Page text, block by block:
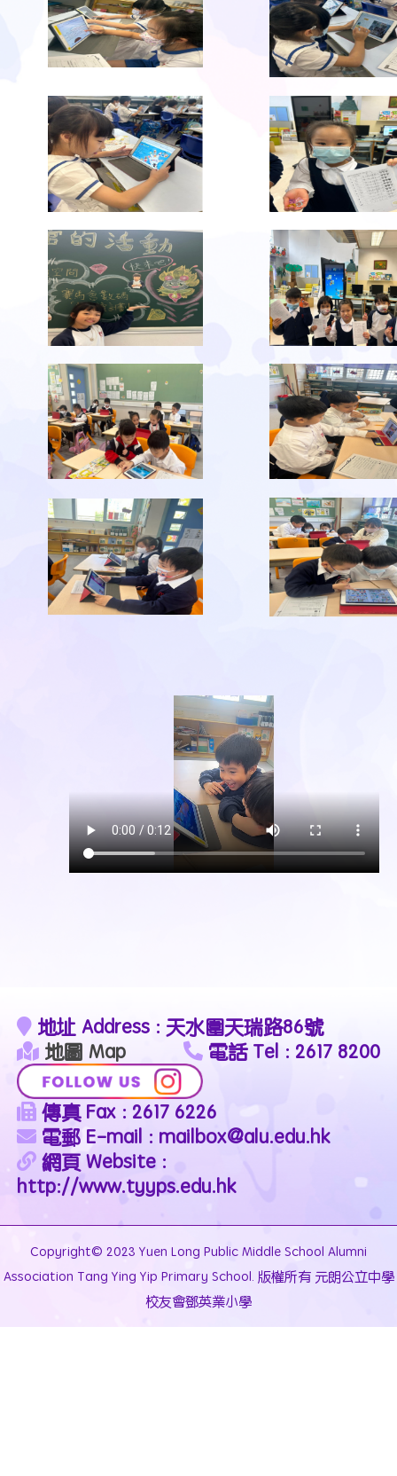
地址 Address : 天水圍天瑞路86號
地圖 Map
電話 Tel : 2617 8200
傳真 Fax : 2617 6226
電郵 E-mail : mailbox@alu.edu.hk
網頁 Website :
http://www.tyyps.edu.hk
Copyright© 2023 Yuen Long Public Middle School Alumni
Association Tang Ying Yip Primary School. 版權所有 元朗公立中學
校友會鄧英業小學